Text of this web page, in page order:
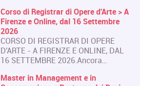
Corso di Registrar di Opere d'Arte > A
Firenze e Online, dal 16 Settembre
2026
CORSO DI REGISTRAR DI OPERE
D'ARTE - A FIRENZE E ONLINE, DAL
16 SETTEMBRE 2026.Ancora…
Master in Management e in